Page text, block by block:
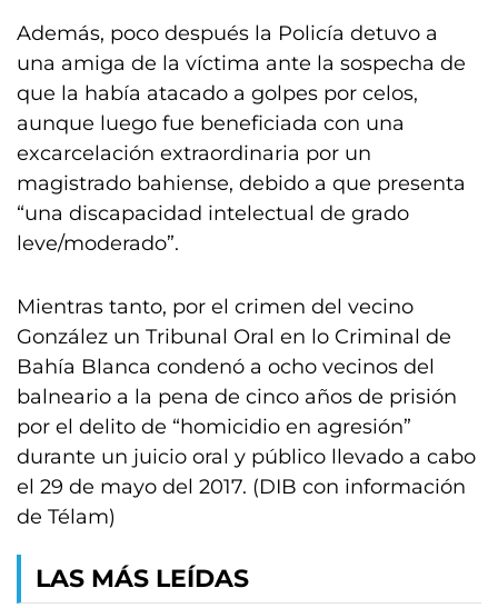
Además, poco después la Policía detuvo a
una amiga de la víctima ante la sospecha de
que la había atacado a golpes por celos,
aunque luego fue beneficiada con una
excarcelación extraordinaria por un
magistrado bahiense, debido a que presenta
“una discapacidad intelectual de grado
leve/moderado”.
Mientras tanto, por el crimen del vecino
González un Tribunal Oral en lo Criminal de
Bahía Blanca condenó a ocho vecinos del
balneario a la pena de cinco años de prisión
por el delito de “homicidio en agresión”
durante un juicio oral y público llevado a cabo
el 29 de mayo del 2017. (DIB con información
de Télam)
LAS MÁS LEÍDAS